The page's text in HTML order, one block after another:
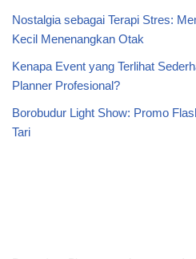
Nostalgia sebagai Terapi Stres:
Kecil Menenangkan Otak
Kenapa Event yang Terlihat
Planner Profesional?
Borobudur Light Show: Promo
Tari